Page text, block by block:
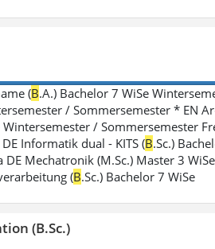
(B.A.) Bachelor 7 WiSe
/ Sommersemester * EN
Wintersemester / Sommersemester
Informatik dual - KITS (B.Sc.)
Mechatronik (M.Sc.) Master 3
(B.Sc.) Bachelor 7 WiSe
(B.Sc.)